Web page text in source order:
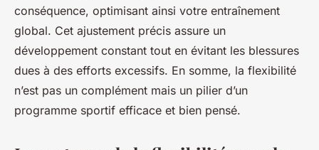
conséquence, optimisant ainsi votre entraînement
global. Cet ajustement précis assure un
développement constant tout en évitant les blessures
dues à des efforts excessifs. En somme, la flexibilité
n’est pas un complément mais un pilier d’un
programme sportif efficace et bien pensé.